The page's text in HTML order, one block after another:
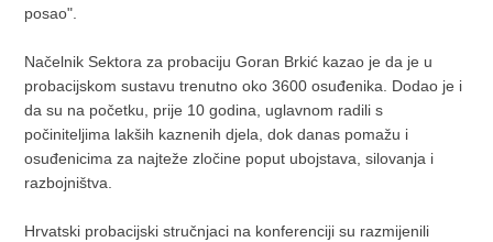
posao".
Načelnik Sektora za probaciju Goran Brkić kazao je da je u
probacijskom sustavu trenutno oko 3600 osuđenika. Dodao je i
da su na početku, prije 10 godina, uglavnom radili s
počiniteljima lakših kaznenih djela, dok danas pomažu i
osuđenicima za najteže zločine poput ubojstava, silovanja i
razbojništva.
Hrvatski probacijski stručnjaci na konferenciji su razmijenili